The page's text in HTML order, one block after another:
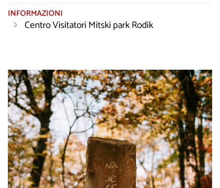
INFORMAZIONI
Centro Visitatori Mitski park Rodik